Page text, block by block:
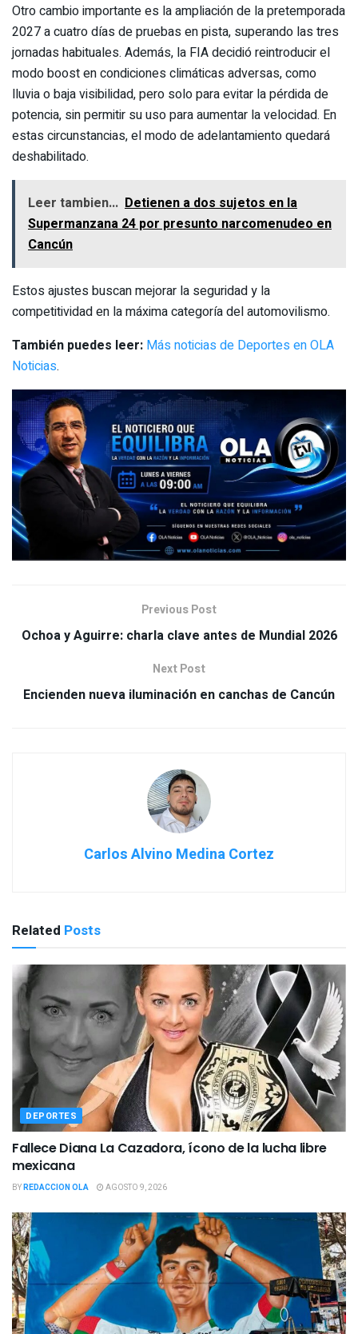
Otro cambio importante es la ampliación de la pretemporada
2027 a cuatro días de pruebas en pista, superando las tres
jornadas habituales. Además, la FIA decidió reintroducir el
modo boost en condiciones climáticas adversas, como
lluvia o baja visibilidad, pero solo para evitar la pérdida de
potencia, sin permitir su uso para aumentar la velocidad. En
estas circunstancias, el modo de adelantamiento quedará
deshabilitado.
Leer tambien... Detienen a dos sujetos en la
Supermanzana 24 por presunto narcomenudeo en
Cancún
Estos ajustes buscan mejorar la seguridad y la
competitividad en la máxima categoría del automovilismo.
También puedes leer: Más noticias de Deportes en OLA
Noticias.
Previous Post
Ochoa y Aguirre: charla clave antes de Mundial 2026
Next Post
Encienden nueva iluminación en canchas de Cancún
Carlos Alvino Medina Cortez
Related Posts
DEPORTES
Fallece Diana La Cazadora, ícono de la lucha libre
mexicana
BYREDACCION OLA AGOSTO 9, 2026